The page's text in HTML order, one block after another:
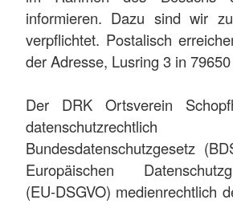
informieren. Dazu sind wir
verpflichtet. Postalisch
der Adresse, Lusring 3 in
Der DRK Ortsverein
Bundesdatenschutzgesetz
Europäischen
(EU-DSGVO) medienrechtlich